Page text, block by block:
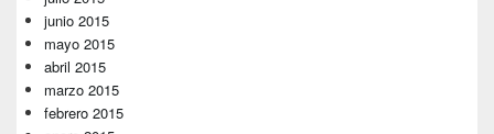
junio 2015
mayo 2015
abril 2015
marzo 2015
febrero 2015